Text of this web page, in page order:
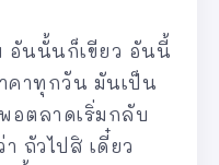
อันนั้นก็เขียว อันนี้
คาทุกวัน มันเป็น
อตลาดเริ่มกลับ
ถัวไปสิ เดี๋ยว